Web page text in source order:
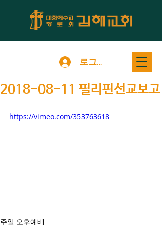
로그인
2018-08-11 필리핀선교보고
https://vimeo.com/353763618
주일 오후예배